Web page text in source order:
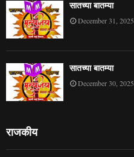
सातच्या बातम्या
December 31, 2025
सातच्या बातम्या
December 30, 2025
राजकीय